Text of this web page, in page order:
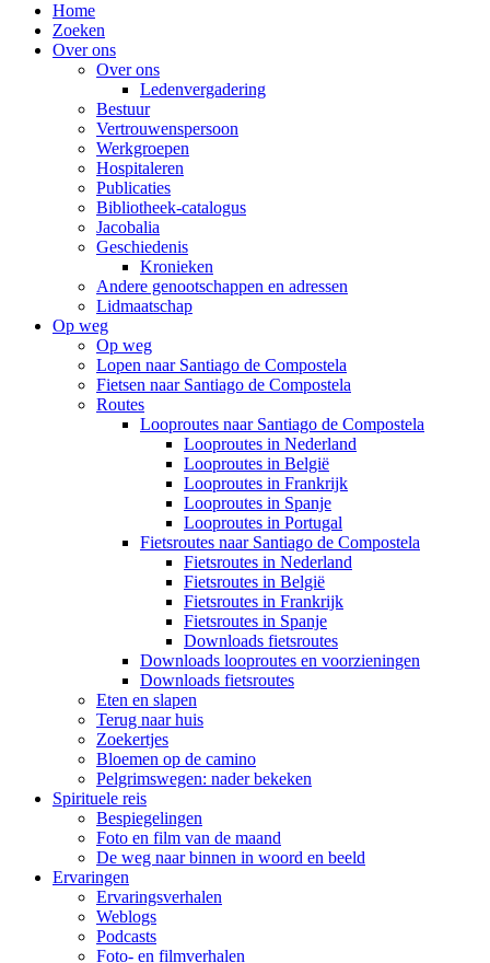
Home
Zoeken
Over ons
Over ons
Ledenvergadering
Bestuur
Vertrouwenspersoon
Werkgroepen
Hospitaleren
Publicaties
Bibliotheek-catalogus
Jacobalia
Geschiedenis
Kronieken
Andere genootschappen en adressen
Lidmaatschap
Op weg
Op weg
Lopen naar Santiago de Compostela
Fietsen naar Santiago de Compostela
Routes
Looproutes naar Santiago de Compostela
Looproutes in Nederland
Looproutes in België
Looproutes in Frankrijk
Looproutes in Spanje
Looproutes in Portugal
Fietsroutes naar Santiago de Compostela
Fietsroutes in Nederland
Fietsroutes in België
Fietsroutes in Frankrijk
Fietsroutes in Spanje
Downloads fietsroutes
Downloads looproutes en voorzieningen
Downloads fietsroutes
Eten en slapen
Terug naar huis
Zoekertjes
Bloemen op de camino
Pelgrimswegen: nader bekeken
Spirituele reis
Bespiegelingen
Foto en film van de maand
De weg naar binnen in woord en beeld
Ervaringen
Ervaringsverhalen
Weblogs
Podcasts
Foto- en filmverhalen